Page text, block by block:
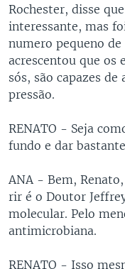
Rochester, disse
interessante, mas
numero pequeno de
acrescentou que os
sós, são capazes
pressão.
RENATO - Seja
fundo e dar
ANA - Bem,
rir é o Doutor
molecular. Pelo
antimicrobiana.
RENATO - Isso